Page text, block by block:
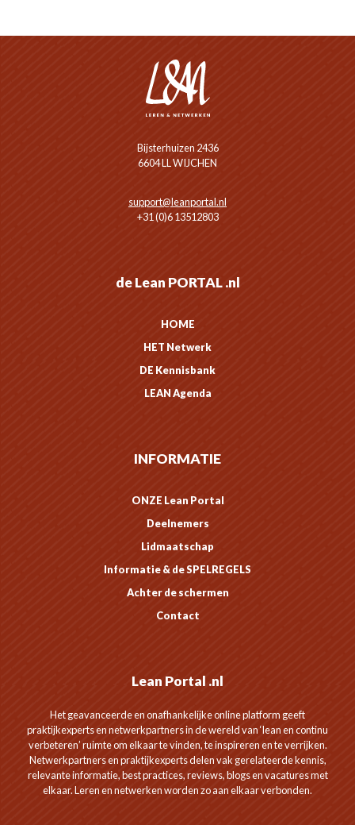
Bijsterhuizen 2436
6604 LL WIJCHEN
support@leanportal.nl
+31 (0)6 13512803
de Lean PORTAL .nl
HOME
HET Netwerk
DE Kennisbank
LEAN Agenda
INFORMATIE
ONZE Lean Portal
Deelnemers
Lidmaatschap
Informatie & de SPELREGELS
Achter de schermen
Contact
Lean Portal .nl
Het geavanceerde en onafhankelijke online platform geeft
praktijkexperts en netwerkpartners in de wereld van ‘lean en continu
verbeteren’ ruimte om elkaar te vinden, te inspireren en te verrijken.
Netwerkpartners en praktijkexperts delen vak gerelateerde kennis,
relevante informatie, best practices, reviews, blogs en vacatures met
elkaar. Leren en netwerken worden zo aan elkaar verbonden.